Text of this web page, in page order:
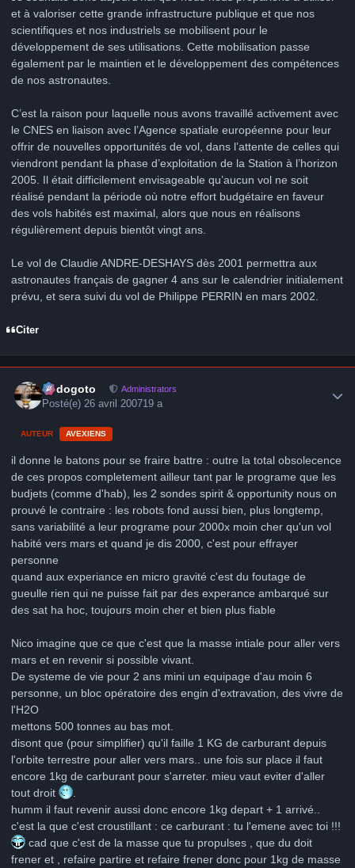
et à valoriser cette grande infrastructure publique et que nos
scientifiques et nos industriels se mobilisent pour le
développement de ses utilisations. Cette mobilisation passe
également par le maintien et le développement des compétences
de nos astronautes.
C’est la raison pour laquelle nous avons travaillé activement avec
le CNES en liaison avec l’Agence spatiale européenne pour leur
offrir de nouvelles opportunités de vol, dans l’attente de celles qui
viendront pendant la phase d’exploitation de la Station à l’horizon
2005. Il était difficilement envisageable qu’aucun vol ne soit
réalisé pendant la période où notre effort budgétaire en faveur
des vols habités est maximal, alors que nous en réalisons
régulièrement depuis bientôt vingt ans.
Le vol de Claudie ANDRE-DESHAYS dès 2001 permettra aux
astronautes français de gagner 4 ans sur le calendrier initialement
prévu, et sera suivi du vol de Philippe PERRIN en mars 2002.
Citer
frédogoto Administrators
Posté(e) 26 avril 200719 a
AUTEUR AVEXIENS
il donne le batons pour se fraire battre : outre la total obsolecence
de ces propos completement ailleur tant par le programe que les
budjets (comme d'hab), les 2 sondes spirit & opportunity nous on
prouvé le contraire : les robots fond aussi bien, plus longtemp,
sans variabilité a leur programe pour 2000x moin cher qu'un vol
habité vers mars et quand je dis 2000, c'est pour effrayer
personne
quand aux experiance en micro gravité c'est du foutage de
gueulle rien qui ne puisse fait par des experance ambarqué sur
des sat ha hoc, toujours moin cher et bien plus fiable
Nico imagine que ce que c'est que la masse intiale pour aller vers
mars et en revenir si possible vivant.
De systeme de vie pour 2 ans mini un equipage d'au moin 6
personne, un bloc opératoire des engin d'extravation, des vivre de
l'H2O
mettons 500 tonnes au bas mot.
disont que (pour simplifier) qu'il faille 1 KG de carburant depuis
l'orbite terrestre pour aller vers mars.. une fois sur place il faut
encore 1kg de carburant pour s'arreter. mieu vaut eviter d'aller
tout droit
humm il faut revenir aussi donc encore 1kg depart + 1 arrivé..
c'est la que c'est croustillant : ce carburant : tu l'emene avec toi !!!
cad que c'est de la masse que tu propulses , que du doit
frener et , refaire partire et refaire frener donc pour 1kg de masse